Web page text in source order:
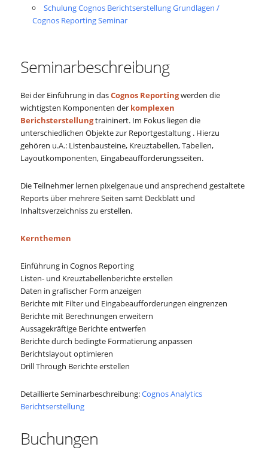
Schulung Cognos Berichtserstellung Grundlagen /
Cognos Reporting Seminar
Seminarbeschreibung
Bei der Einführung in dasCognos Reportingwerden die
wichtigsten Komponenten der komplexen
Berichsterstellungtraininert. Im Fokus liegen die
unterschiedlichen Objekte zur Reportgestaltung . Hierzu
gehören u.A.: Listenbausteine, Kreuztabellen, Tabellen,
Layoutkomponenten, Eingabeaufforderungsseiten.
Die Teilnehmer lernen pixelgenaue und ansprechend gestaltete
Reports über mehrere Seiten samt Deckblatt und
Inhaltsverzeichniss zu erstellen.
Kernthemen
Einführung in Cognos Reporting
Listen- und Kreuztabellenberichte erstellen
Daten in grafischer Form anzeigen
Berichte mit Filter und Eingabeaufforderungen eingrenzen
Berichte mit Berechnungen erweitern
Aussagekräftige Berichte entwerfen
Berichte durch bedingte Formatierung anpassen
Berichtslayout optimieren
Drill Through Berichte erstellen
Detaillierte Seminarbeschreibung:Cognos Analytics
Berichtserstellung
Buchungen